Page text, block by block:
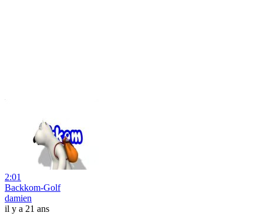
2:01
Backkom-Golf
damien
il y a 21 ans